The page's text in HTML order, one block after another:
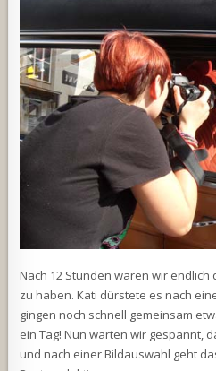
Nach 12 Stunden waren wir
zu haben. Kati dürstete es nach
gingen noch schnell gemeinsam
ein Tag! Nun warten wir gespannt,
und nach einer Bildauswahl geht